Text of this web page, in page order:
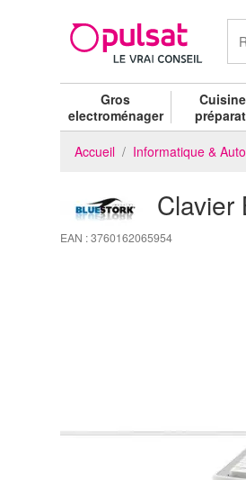
Gros
electroménager
Accueil Informatique & Auto
Clavier
EAN : 3760162065954